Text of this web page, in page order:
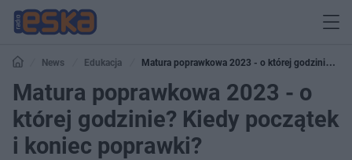
News Edukacja
Matura poprawkowa 2023 - o której godzinie?
Kiedy początek i koniec poprawki?
Matura poprawkowa 2023 - o
której godzinie? Kiedy początek
i koniec poprawki?